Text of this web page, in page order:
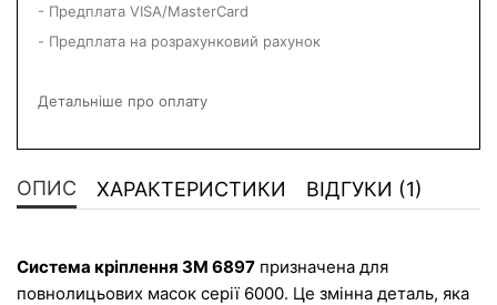
- Предплата VISA/MasterCard
- Предплата на розрахунковий рахунок
Детальніше про оплату
ОПИС ХАРАКТЕРИСТИКИ ВІДГУКИ (1)
Система кріплення 3M 6897 призначена для
повнолицьових масок серії 6000. Це змінна деталь, яка